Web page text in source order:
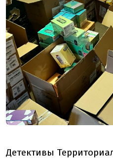
Детективы